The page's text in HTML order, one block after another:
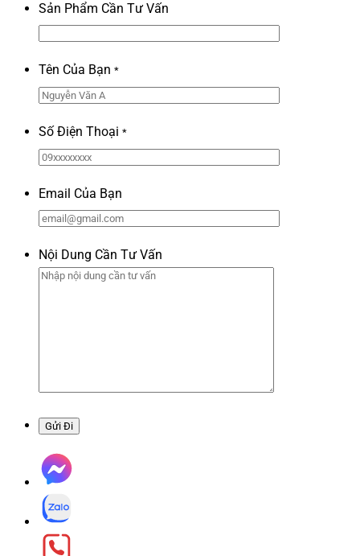
Sản Phẩm Cần Tư Vấn
Tên Của Bạn *
Số Điện Thoại *
Email Của Bạn
Nội Dung Cần Tư Vấn